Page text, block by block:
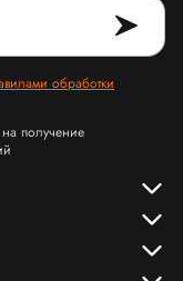
обработки
получение